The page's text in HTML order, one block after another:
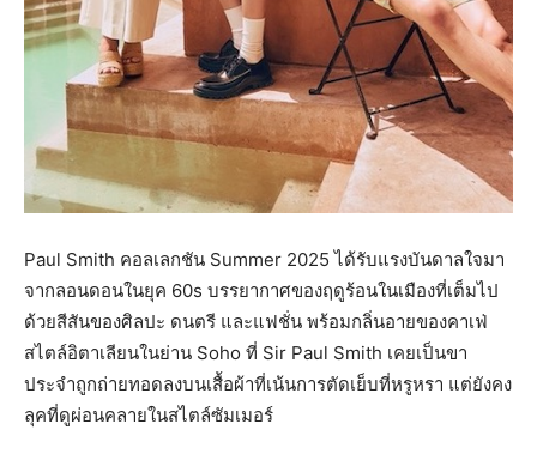
Paul Smith คอลเลกชัน Summer 2025 ได้รับแรงบันดาลใจมา
จากลอนดอนในยุค 60s บรรยากาศของฤดูร้อนในเมืองที่เต็มไป
ด้วยสีสันของศิลปะ ดนตรี และแฟชั่น พร้อมกลิ่นอายของคาเฟ่
สไตล์อิตาเลียนในย่าน Soho ที่ Sir Paul Smith เคยเป็นขา
ประจำถูกถ่ายทอดลงบนเสื้อผ้าที่เน้นการตัดเย็บที่หรูหรา แต่ยังคง
ลุคที่ดูผ่อนคลายในสไตล์ซัมเมอร์